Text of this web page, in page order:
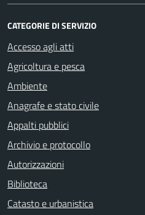
CATEGORIE DI SERVIZIO
Accesso agli atti
Agricoltura e pesca
Ambiente
Anagrafe e stato civile
Appalti pubblici
Archivio e protocollo
Autorizzazioni
Biblioteca
Catasto e urbanistica